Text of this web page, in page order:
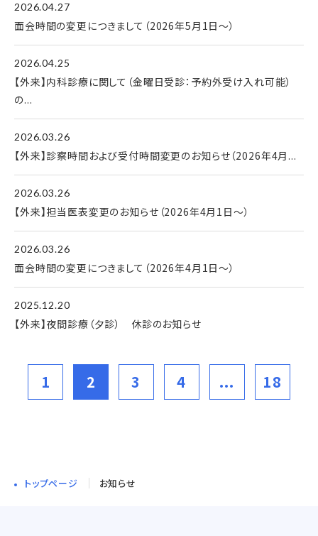
2026.04.27
面会時間の変更につきまして（2026年5月1日～）
2026.04.25
【外来】内科診療に関して（金曜日受診：予約外受け入れ可能）
の...
2026.03.26
【外来】診察時間および受付時間変更のお知らせ（2026年4月...
2026.03.26
【外来】担当医表変更のお知らせ（2026年4月1日～）
2026.03.26
面会時間の変更につきまして（2026年4月1日～）
2025.12.20
【外来】夜間診療（夕診） 休診のお知らせ
1 2 3 4 ... 18
トップページ お知らせ